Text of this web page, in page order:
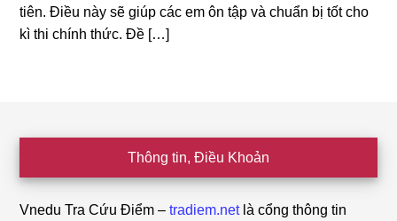
tiên. Điều này sẽ giúp các em ôn tập và chuẩn bị tốt cho
kì thi chính thức. Đề […]
Thông tin, Điều Khoản
Vnedu Tra Cứu Điểm –tradiem.netlà cổng thông tin